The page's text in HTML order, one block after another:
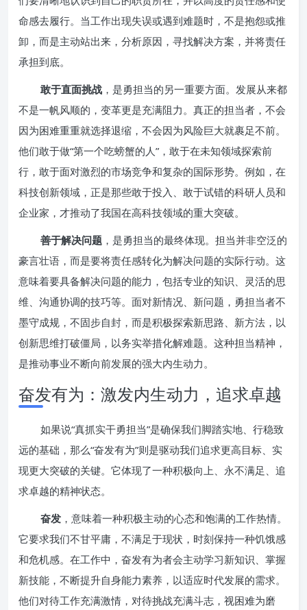
命感去履行。当工作出现失误或遇到难题时，不是抱怨或推
卸，而是主动站出来，分析原因，寻找解决方案，并将责任
承担到底。
敢于直面挑战 ，是勇担当的另一重要方面。发展从来都
不是一帆风顺的，变革更是充满阻力。真正的担当者，不会
因为困难重重就选择退缩，不会因为风险巨大就裹足不前。
他们敢于做“第一个吃螃蟹的人”，敢于在未知领域探索前
行，敢于面对激烈的市场竞争和复杂的国际形势。例如，在
科技创新领域，正是那些敢于投入、敢于试错的科研人员和
企业家，才推动了我国在高科技领域的重大突破。
善于解决问题 ，是勇担当的最终体现。担当并非空泛的
豪言壮语，而是要将责任感转化为解决问题的实际行动。这
意味着要具备解决问题的能力，包括专业的知识、灵活的思
维、沟通协调的技巧等。面对新情况、新问题，勇担当者不
墨守成规，不固步自封，而是积极探索新思路、新方法，以
创新思维打破僵局，以务实举措化解难题。这种担当精神，
是推动事业不断向前发展的强大内生动力。
奋发有为：激发内生动力，追求卓越
如果说“真抓实干勇担当”是确保我们脚踏实地、行稳致
远的基础，那么“奋发有为”则是驱动我们追求更高目标、实
现更大突破的关键。它体现了一种积极向上、永不满足、追
求卓越的精神状态。
奋发 ，意味着一种积极主动的心态和饱满的工作热情。
它要求我们不甘平庸，不满足于现状，时刻保持一种饥饿感
和危机感。在工作中，奋发有为者会主动学习新知识、掌握
新技能，不断提升自身能力素养，以适应时代发展的需求。
他们对待工作充满激情，对待挑战充满斗志，视困难为磨